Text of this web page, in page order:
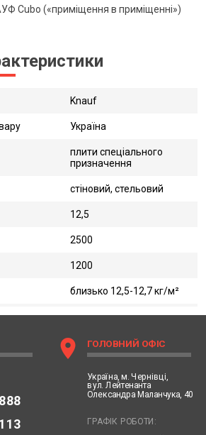
Cubo («приміщення в приміщенні»)
Knauf
Україна
плити спеціального
призначення
стіновий, стельовий
12,5
2500
1200
близько 12,5-12,7 кг/м²
location_on ГОЛОВНИЙ ОФІС
Україна, м. Чернівці,
вул. Лейтенанта
Олександра Маланчука, 40
ГРАФІК РОБОТИ: